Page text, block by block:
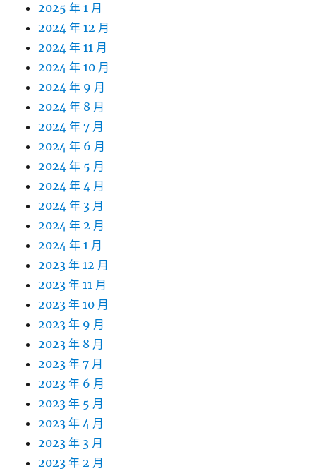
2025 年 1 月
2024 年 12 月
2024 年 11 月
2024 年 10 月
2024 年 9 月
2024 年 8 月
2024 年 7 月
2024 年 6 月
2024 年 5 月
2024 年 4 月
2024 年 3 月
2024 年 2 月
2024 年 1 月
2023 年 12 月
2023 年 11 月
2023 年 10 月
2023 年 9 月
2023 年 8 月
2023 年 7 月
2023 年 6 月
2023 年 5 月
2023 年 4 月
2023 年 3 月
2023 年 2 月